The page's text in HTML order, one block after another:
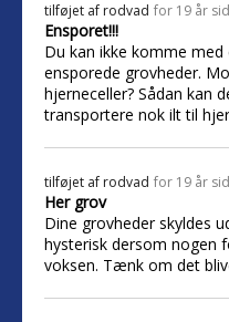
tilføjet af rodvad for 19 år
Ensporet!!!
Du kan ikke komme
ensporede grovheder.
hjerneceller? Sådan kan
transportere nok ilt til
tilføjet af rodvad for 19 år
Her grov
Dine grovheder skyldes
hysterisk dersom nogen
voksen. Tænk om det